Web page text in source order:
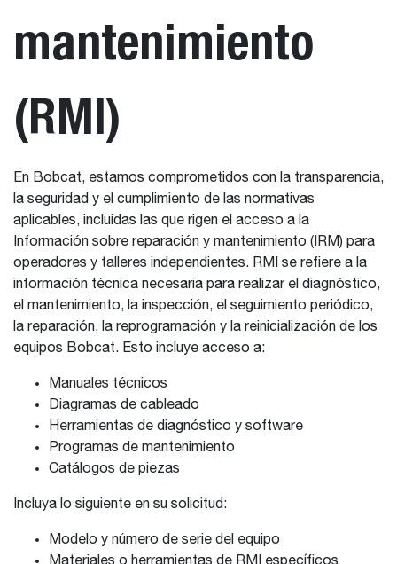
mantenimiento
(RMI)
En Bobcat, estamos comprometidos con la transparencia,
la seguridad y el cumplimiento de las normativas
aplicables, incluidas las que rigen el acceso a la
Información sobre reparación y mantenimiento (IRM) para
operadores y talleres independientes. RMI se refiere a la
información técnica necesaria para realizar el diagnóstico,
el mantenimiento, la inspección, el seguimiento periódico,
la reparación, la reprogramación y la reinicialización de los
equipos Bobcat. Esto incluye acceso a:
Manuales técnicos
Diagramas de cableado
Herramientas de diagnóstico y software
Programas de mantenimiento
Catálogos de piezas
Incluya lo siguiente en su solicitud:
Modelo y número de serie del equipo